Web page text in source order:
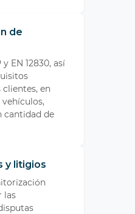
de
EN 12830, así
clientes, en
cantidad de
y litigios
las